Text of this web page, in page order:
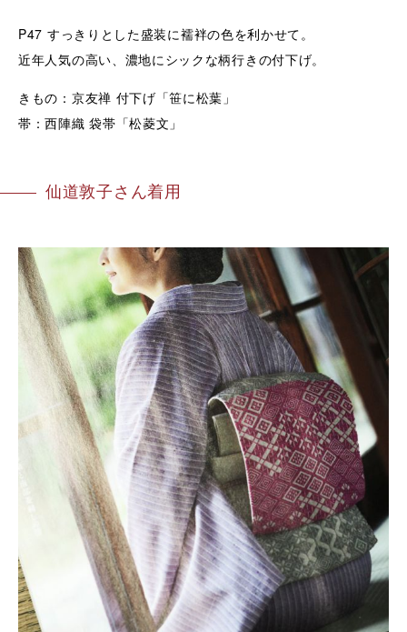
P47 すっきりとした盛装に襦袢の色を利かせて。
近年人気の高い、濃地にシックな柄行きの付下げ。
きもの：京友禅 付下げ「笹に松葉」
帯：西陣織 袋帯「松菱文」
仙道敦子さん着用